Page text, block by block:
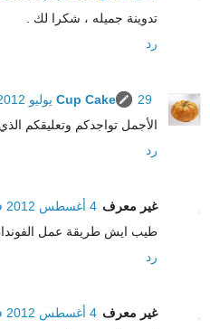
تدوينة جميله ، شكرا لك .
رد
Cup Cake
29 يوليو 2012 في 2:07 م
الأجمل تواجدكم وتعليقكم
رد
غير معرف 4 أغسطس 2012 في 4:47 م
طيب ايش طريقة عمل
رد
غير معرف 4 أغسطس 2012 في 4:48 م